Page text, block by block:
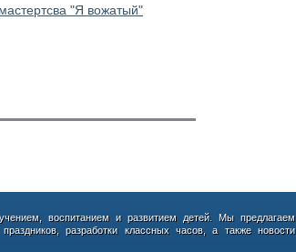
"Я вожатый"
воспитанием и развитием детей. Мы предлагаем
разработки классных часов, а также новости